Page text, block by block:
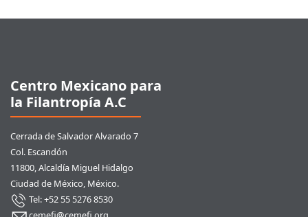
Centro Mexicano para
la Filantropía A.C
Cerrada de Salvador Alvarado 7
Col. Escandón
11800, Alcaldía Miguel Hidalgo
Ciudad de México, México.
Tel: +52 55 5276 8530